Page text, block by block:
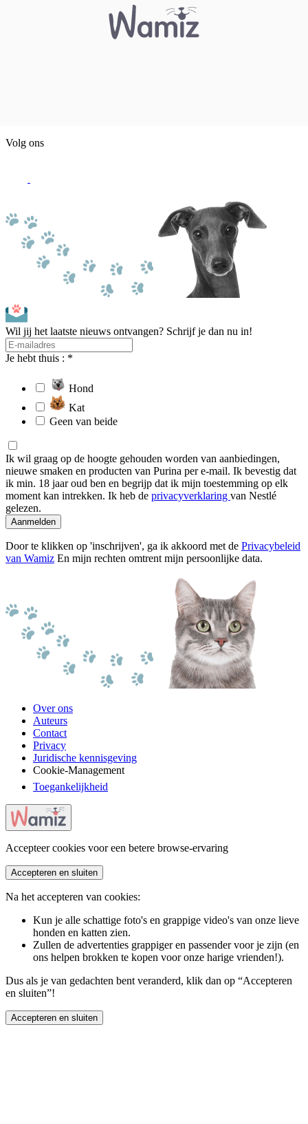
Volg ons
Wil jij het laatste nieuws ontvangen? Schrijf je dan nu in!
Je hebt thuis : *
Hond
Kat
Geen van beide
Ik wil graag op de hoogte gehouden worden van aanbiedingen,
nieuwe smaken en producten van Purina per e-mail. Ik bevestig dat
ik min. 18 jaar oud ben en begrijp dat ik mijn toestemming op elk
moment kan intrekken. Ik heb de privacyverklaring van Nestlé
gelezen.
Aanmelden
Door te klikken op 'inschrijven', ga ik akkoord met de Privacybeleid
van Wamiz En mijn rechten omtrent mijn persoonlijke data.
Over ons
Auteurs
Contact
Privacy
Juridische kennisgeving
Cookie-Management
Toegankelijkheid
Accepteer cookies voor een betere browse-ervaring
Accepteren en sluiten
Na het accepteren van cookies:
Kun je alle schattige foto's en grappige video's van onze lieve
honden en katten zien.
Zullen de advertenties grappiger en passender voor je zijn (en
ons helpen brokken te kopen voor onze harige vrienden!).
Dus als je van gedachten bent veranderd, klik dan op “Accepteren
en sluiten”!
Accepteren en sluiten